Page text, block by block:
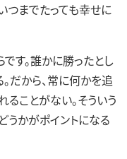
つまでたっても幸せに
す。誰かに勝ったとし
だから、常に何かを追
ことがない。そういう
うかがポイントになる